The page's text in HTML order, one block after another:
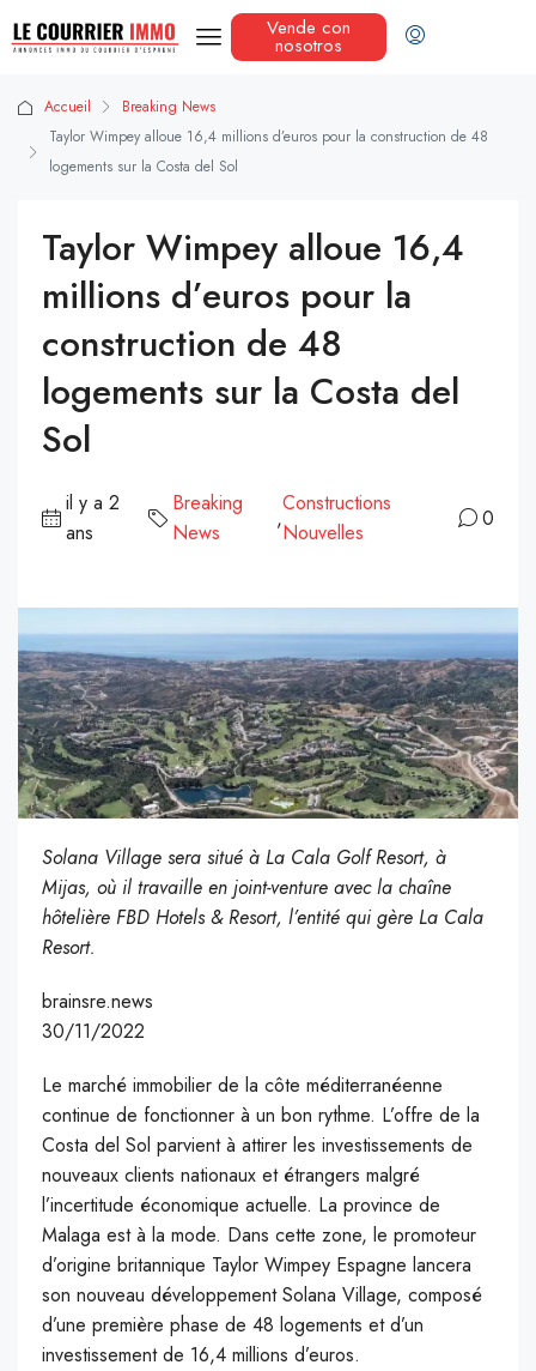
Vende con
nosotros
Accueil
Breaking News
Taylor Wimpey alloue 16,4 millions d’euros pour la construction de 48
logements sur la Costa del Sol
Taylor Wimpey alloue 16,4
millions d’euros pour la
construction de 48
logements sur la Costa del
Sol
il y a 2
ans
Breaking
News
,
Constructions
Nouvelles
0
Solana Village sera situé à La Cala Golf Resort, à
Mijas, où il travaille en joint-venture avec la chaîne
hôtelière FBD Hotels & Resort, l’entité qui gère La Cala
Resort.
brainsre.news
30/11/2022
Le marché immobilier de la côte méditerranéenne
continue de fonctionner à un bon rythme. L’offre de la
Costa del Sol parvient à attirer les investissements de
nouveaux clients nationaux et étrangers malgré
l’incertitude économique actuelle. La province de
Malaga est à la mode. Dans cette zone, le promoteur
d’origine britannique Taylor Wimpey Espagne lancera
son nouveau développement Solana Village, composé
d’une première phase de 48 logements et d’un
investissement de 16,4 millions d’euros.